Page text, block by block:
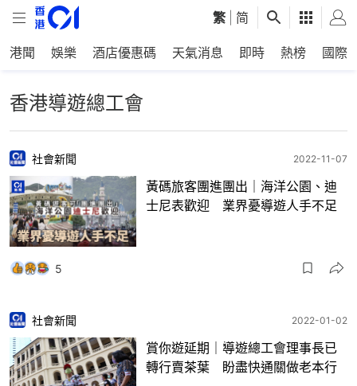
繁 简
港聞 娛樂 酒店優惠碼 天氣消息 即時 熱榜 國際
香港導遊總工會
社會新聞 2022-11-07
黃碼旅客團進團出｜海洋公園、迪
士尼表歡迎 業界憂導遊人手不足
5
社會新聞 2022-01-02
賞你遊延期｜導遊總工會理事長已
轉行賣茶葉 盼盡快通關做老本行